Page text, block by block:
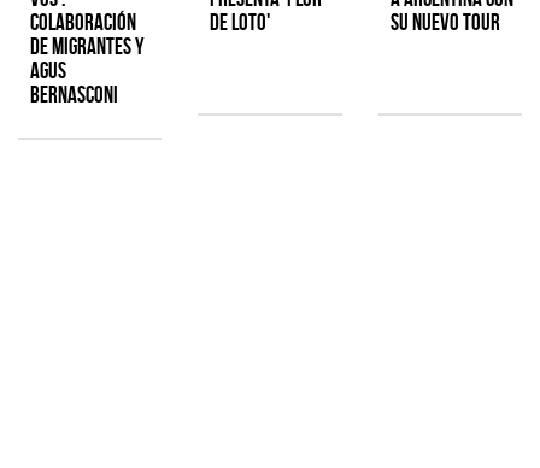
colaboración
de Migrantes y
Agus
Bernasconi
de Loto'
su nuevo tour